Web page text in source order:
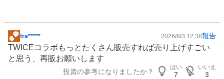
掲
示
板
fra***** 2026/8/3 12:38報告
TWICEコラボもっとたくさん販売すれば売り上げすごい
と思う、再販お願いします
投資の参考になりましたか？
はい
7
いいえ
3